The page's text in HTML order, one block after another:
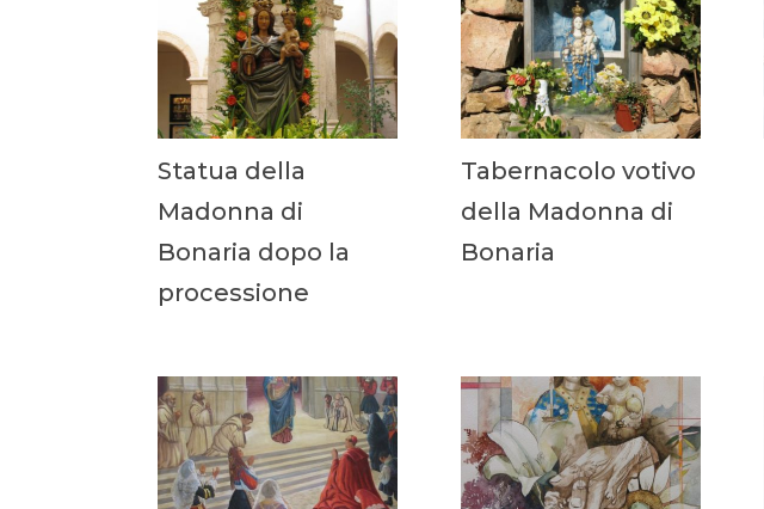
Statua della
Madonna di
Bonaria dopo la
processione
Tabernacolo votivo
della Madonna di
Bonaria